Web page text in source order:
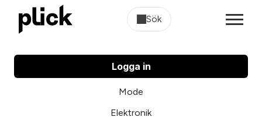
Sök
Logga in
Mode
Elektronik